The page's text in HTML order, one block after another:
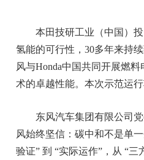
本田技研工业（中国）
氢能的可行性，30多年来持
风与Honda中国共同开展燃
术的卓越性能。本次示范运
东风汽车集团有限公司
风始终坚信：碳中和不是单
验证” 到 “实际运作”，从 “